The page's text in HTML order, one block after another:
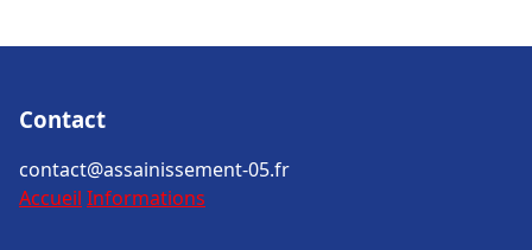
Contact
contact@assainissement-05.fr
Accueil Informations